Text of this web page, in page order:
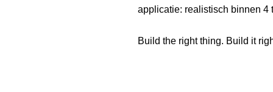
applicatie: realistisch binnen 4
Build the right thing. Build it